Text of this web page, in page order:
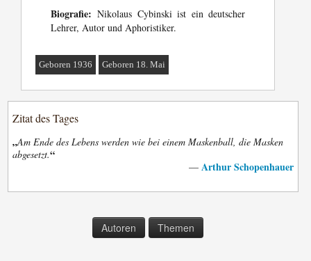
Biografie: Nikolaus Cybinski ist ein deutscher
Lehrer, Autor und Aphoristiker.
Geboren 1936 Geboren 18. Mai
Zitat des Tages
„Am Ende des Lebens werden wie bei einem Maskenball, die Masken
abgesetzt.“
— Arthur Schopenhauer
Autoren Themen